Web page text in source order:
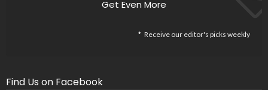
Get Even More
Receive our editor's picks weekly
Find Us on Facebook